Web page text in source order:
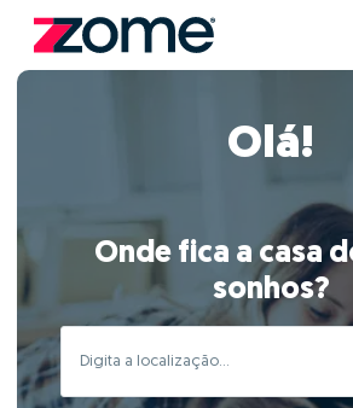
Olá!
Onde fica a casa
sonhos?